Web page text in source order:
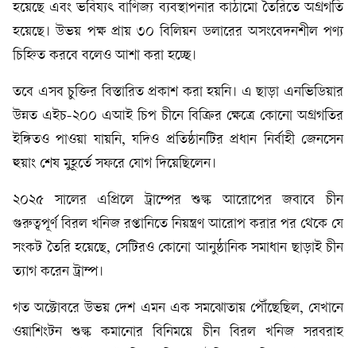
হয়েছে এবং ভবিষ্যৎ বাণিজ্য ব্যবস্থাপনার কাঠামো তৈরিতে অগ্রগতি
হয়েছে। উভয় পক্ষ প্রায় ৩০ বিলিয়ন ডলারের অসংবেদনশীল পণ্য
চিহ্নিত করবে বলেও আশা করা হচ্ছে।
তবে এসব চুক্তির বিস্তারিত প্রকাশ করা হয়নি। এ ছাড়া এনভিডিয়ার
উন্নত এইচ-২০০ এআই চিপ চীনে বিক্রির ক্ষেত্রে কোনো অগ্রগতির
ইঙ্গিতও পাওয়া যায়নি, যদিও প্রতিষ্ঠানটির প্রধান নির্বাহী জেনসেন
হুয়াং শেষ মুহূর্তে সফরে যোগ দিয়েছিলেন।
২০২৫ সালের এপ্রিলে ট্রাম্পের শুল্ক আরোপের জবাবে চীন
গুরুত্বপূর্ণ বিরল খনিজ রপ্তানিতে নিয়ন্ত্রণ আরোপ করার পর থেকে যে
সংকট তৈরি হয়েছে, সেটিরও কোনো আনুষ্ঠানিক সমাধান ছাড়াই চীন
ত্যাগ করেন ট্রাম্প।
গত অক্টোবরে উভয় দেশ এমন এক সমঝোতায় পৌঁছেছিল, যেখানে
ওয়াশিংটন শুল্ক কমানোর বিনিময়ে চীন বিরল খনিজ সরবরাহ